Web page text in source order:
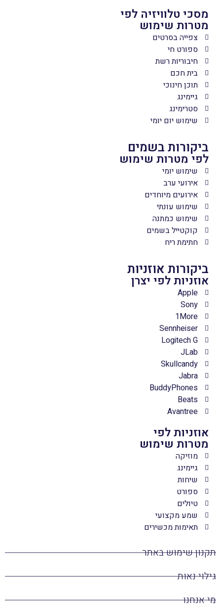
מסכי טלוויזיה לפי
מטרות שימוש
צפייה בסרטים
ספורט חי
חיבוריות רשת
בית חכם
תוכן חינוכי
גיימינג
סטרימינג
שימוש יום יומי
ביקורות בשמים
לפי מטרות שימוש
שימוש יומי
אירועי ערב
אירועים מיוחדים
שימוש עונתי
שימוש כמתנה
קוקטייל בשמים
חתימת ריח
ביקורות אוזניות
אוזניות לפי יצרן
Apple
Sony
1More
Sennheiser
Logitech G
JLab
Skullcandy
Jabra
BuddyPhones
Beats
Avantree
אוזניות לפי
מטרות שימוש
מוזיקה
גיימינג
שיחות
ספורט
טיולים
שמע מקצועי
תאימות מכשירים
תקנון שימוש באתר
גילוי נאות
מי אנחנו